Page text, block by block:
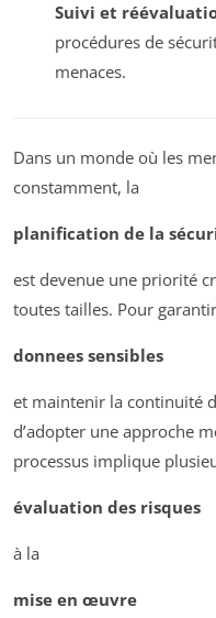
Suivi et
procédures de
menaces.
Dans un monde où les
constamment, la
planification de la
est devenue une priorité
toutes tailles. Pour
donnees sensibles
et maintenir la continuité
d’adopter une approche
processus implique
évaluation des risques
à la
mise en œuvre